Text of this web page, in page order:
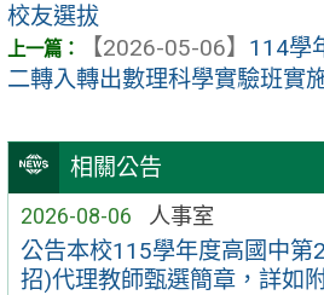
相關公告
2026-08-06 人事室
公告本校115學年度高國中第
招)代理教師甄選簡章，詳如
校友選拔
【2026-05-06】 114學
二轉入轉出數理科學實驗班實